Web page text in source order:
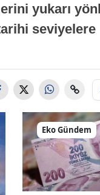
yukarı
seviyelere
Eko Gündem